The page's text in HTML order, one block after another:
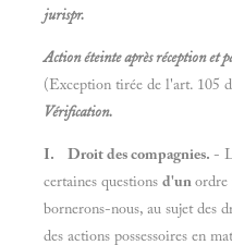
jurispr.
Action éteinte après réception et
(Exception tirée de l'art. 105
Vérification.
I. Droit des compagnies. -
certaines questions d'unordre
bornerons-nous, au sujet des
des actions possessoires en